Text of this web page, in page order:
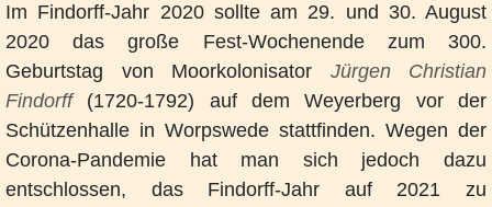
Im Findorff-Jahr 2020 sollte am 29. und 30. August
2020 das große Fest-Wochenende zum 300.
Geburtstag von Moorkolonisator
Jürgen Christian
Findorff(1720-1792) auf dem Weyerberg vor der
Schützenhalle in Worpswede stattfinden. Wegen der
Corona-Pandemie hat man sich jedoch dazu
entschlossen, das Findorff-Jahr auf 2021 zu